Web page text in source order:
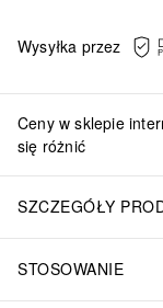
Wysyłka przez
Ceny w sklepie
się różnić
SZCZEGÓŁY
STOSOWANIE